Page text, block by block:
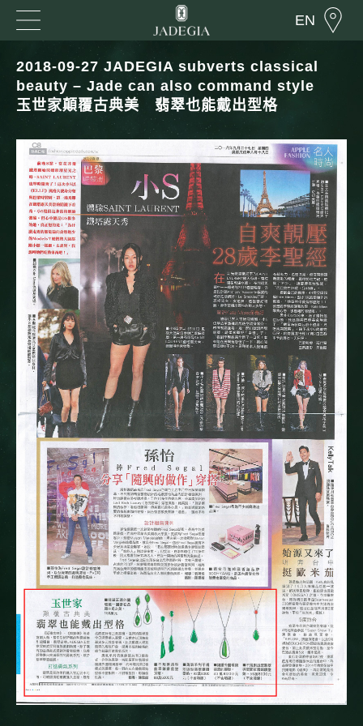
EN
2018-09-27 JADEGIA subverts classical
beauty – Jade can also command style
玉世家顛覆古典美 翡翠也能戴出型格